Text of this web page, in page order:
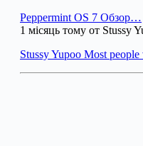
Peppermint OS 7 Обзор…
1 місяць тому от Stussy
Stussy Yupoo Most